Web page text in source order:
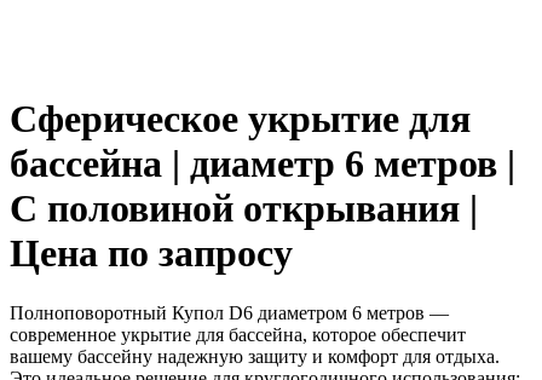
Сферическое укрытие для
бассейна | диаметр 6 метров |
С половиной открывания |
Цена по запросу
Полноповоротный Купол D6 диаметром 6 метров —
современное укрытие для бассейна, которое обеспечит
вашему бассейну надежную защиту и комфорт для отдыха.